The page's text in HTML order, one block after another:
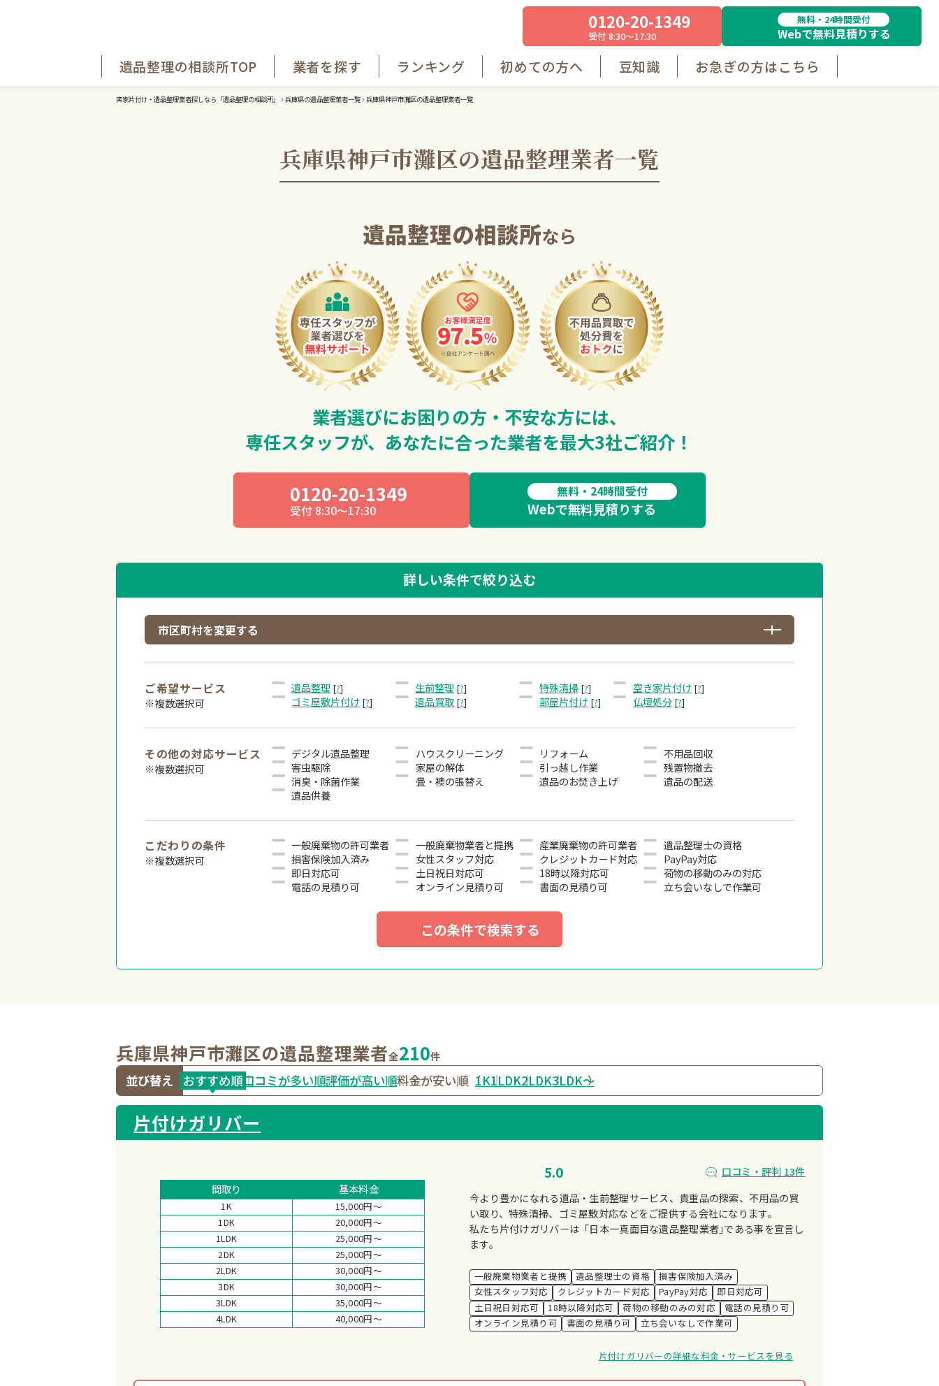
0120-20-1349
受付 8:30～17:30
無料・24時間受付
Webで無料見積りする
遺品整理の相談所TOP 業者を探す ランキング 初めての方へ 豆知識 お急ぎの方はこちら
実家片付け・遺品整理業者探しなら「遺品整理の相談所」 兵庫県の遺品整理業者一覧 兵庫県神戸市灘区の遺品整理業者一覧
兵庫県神戸市灘区の遺品整理業者一覧
遺品整理の相談所なら
業者選びにお困りの方・不安な方には、
専任スタッフが、 あなたに合った業者を最大3社ご紹介！
0120-20-1349
受付 8:30～17:30
無料・24時間受付
Webで無料見積りする
詳しい条件で絞り込む
市区町村を変更する
ご希望サービス
※複数選択可
遺品整理 [?] 生前整理 [?] 特殊清掃 [?] 空き家片付け [?]
ゴミ屋敷片付け [?] 遺品買取 [?] 部屋片付け [?] 仏壇処分 [?]
その他の対応サービス
※複数選択可
デジタル遺品整理 ハウスクリーニング リフォーム
不用品回収
害虫駆除
家屋の解体 引っ越し作業
残置物撤去
消臭・除菌作業
畳・襖の張替え 遺品のお焚き上げ
遺品の配送
遺品供養
こだわりの条件
※複数選択可
一般廃棄物の許可業者 一般廃棄物業者と提携 産業廃棄物の許可業者
遺品整理士の資格
損害保険加入済み
女性スタッフ対応 クレジットカード対応
PayPay対応
即日対応可
土日祝日対応可 18時以降対応可
荷物の移動のみの対応
電話の見積り可
オンライン見積り可 書面の見積り可 立ち会いなしで作業可
この条件で検索する
兵庫県神戸市灘区の遺品整理業者全210件
並び替え おすすめ順口コミが多い順評価が高い順料金が安い順 （
1K1LDK2LDK3LDK〜
）
片付けガリバー
間取り 基本料金
1K
15,000円～
1DK
20,000円～
1LDK
25,000円～
2DK
25,000円～
2LDK
30,000円～
3DK
30,000円～
3LDK
35,000円～
4LDK
40,000円～
5.0
口コミ・評判 13件
今より豊かになれる遺品・生前整理サービス、貴重品の探索、不用品の買
い取り、特殊清掃、ゴミ屋敷対応などをご提供する会社になります。
私たち片付けガリバーは「日本一真面目な遺品整理業者｣である事を宣言し
ます。
一般廃棄物業者と提携 遺品整理士の資格
損害保険加入済み
女性スタッフ対応
クレジットカード対応 PayPay対応
即日対応可
土日祝日対応可
18時以降対応可 荷物の移動のみの対応
電話の見積り可
オンライン見積り可
書面の見積り可 立ち会いなしで作業可
片付けガリバーの詳細な料金・サービスを見る